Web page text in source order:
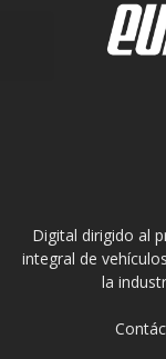
Digital dirigido al
integral de
la